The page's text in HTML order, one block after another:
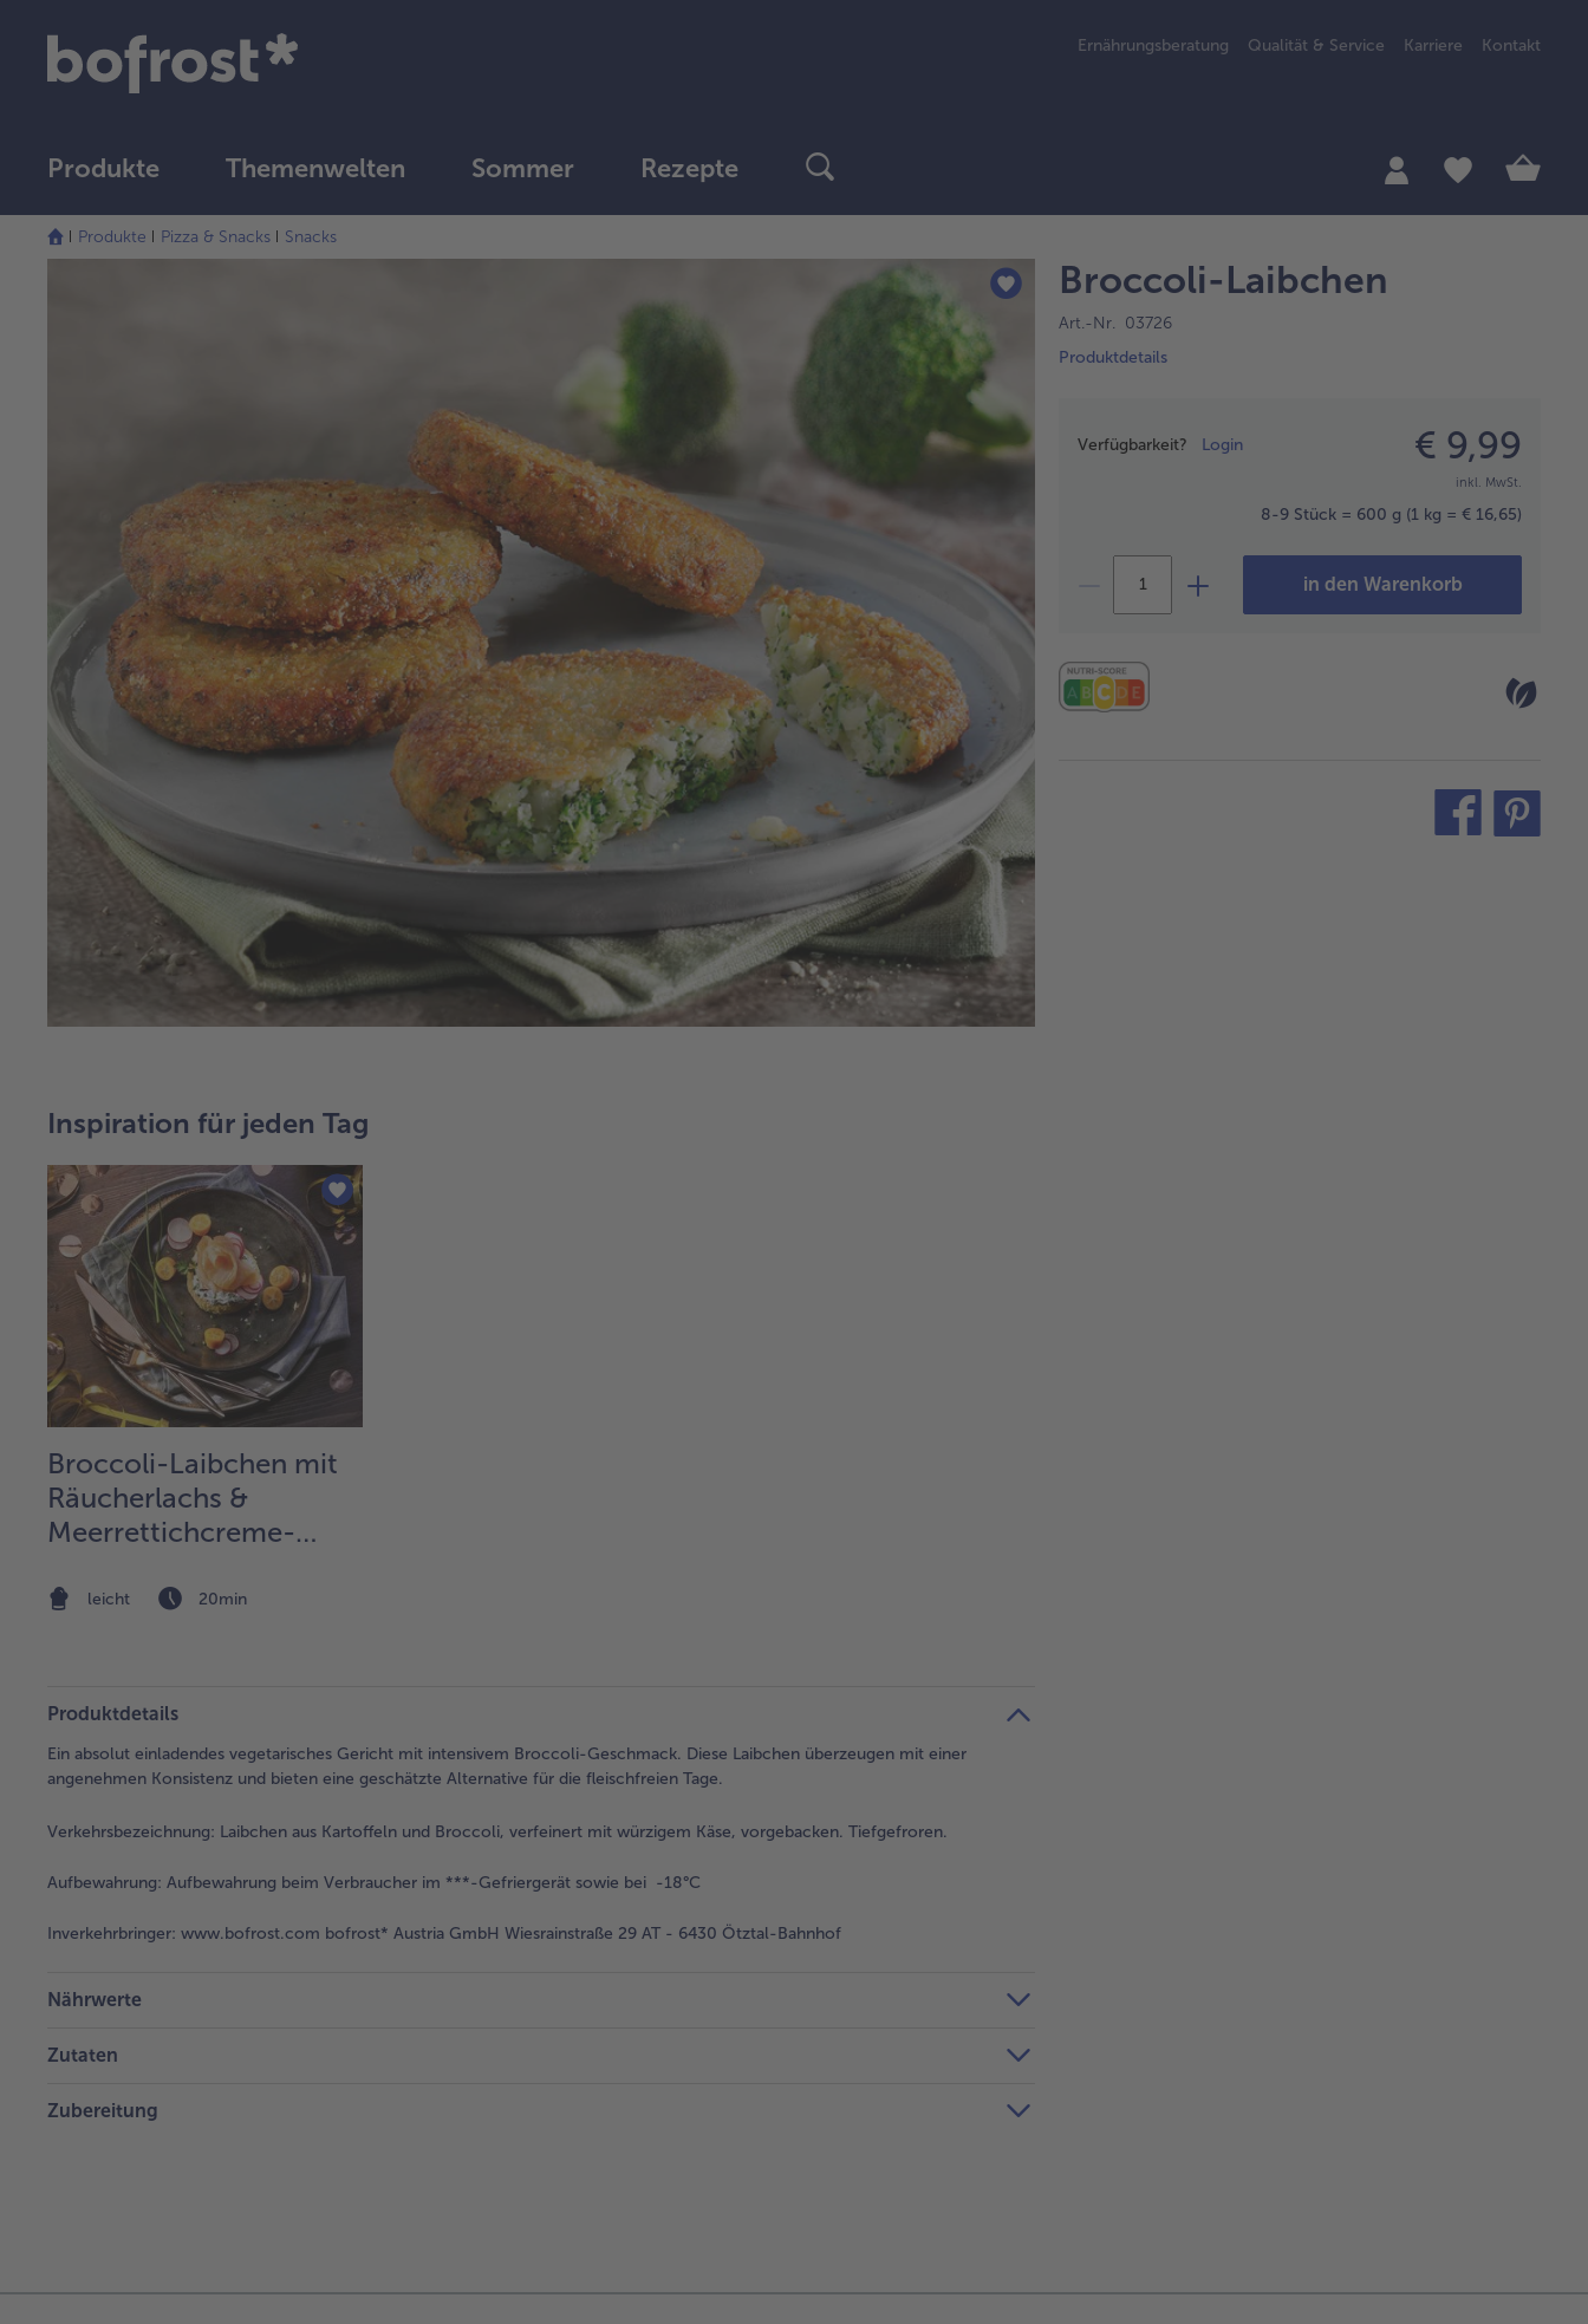
Ernährungsberatung Qualität & Service Karriere Kontakt
Produkte Themenwelten Sommer Rezepte
Produkte Pizza & Snacks Snacks
Broccoli-Laibchen
Art.-Nr. 03726
Produktdetails
Verfügbarkeit? Login € 9,99
inkl. MwSt.
8-9 Stück = 600 g (1 kg = € 16,65)
in den Warenkorb
teilen
Inspiration für jeden Tag
Broccoli-Laibchen mit
Räucherlachs &
Meerrettichcreme-
leicht 20min
Produktdetails
Ein absolut einladendes vegetarisches Gericht mit intensivem Broccoli-Geschmack. Diese Laibchen überzeugen mit einer
angenehmen Konsistenz und bieten eine geschätzte Alternative für die fleischfreien Tage.
Verkehrsbezeichnung: Laibchen aus Kartoffeln und Broccoli, verfeinert mit würzigem Käse, vorgebacken. Tiefgefroren.
Aufbewahrung: Aufbewahrung beim Verbraucher im ***-Gefriergerät sowie bei -18°C
Inverkehrbringer: www.bofrost.com bofrost* Austria GmbH Wiesrainstraße 29 AT - 6430 Ötztal-Bahnhof
Nährwerte
Zutaten
Zubereitung